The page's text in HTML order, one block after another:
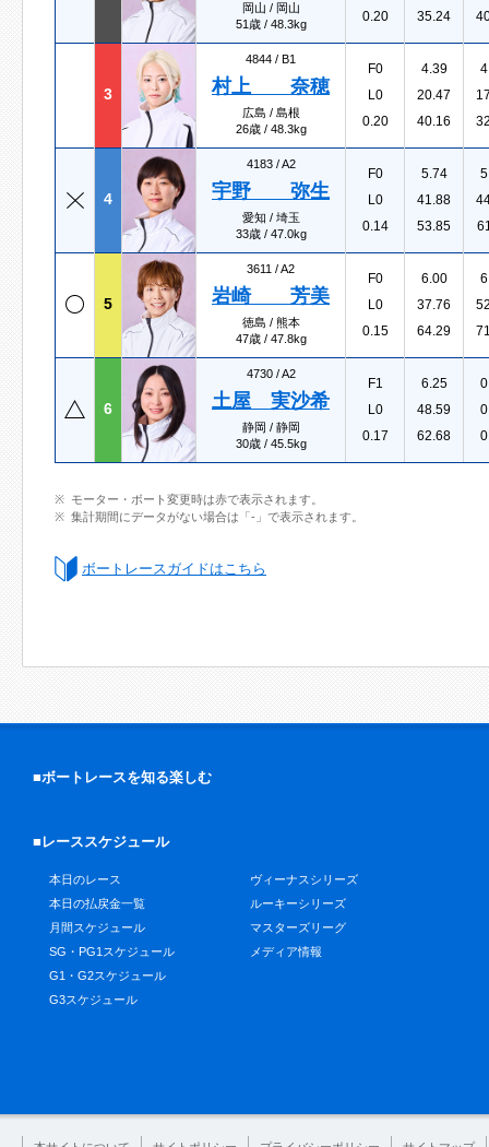
岡山 / 岡山
51歳 / 48.3kg
0.20
35.24
3
4844 / B1
村上 奈穂
広島 / 島根
26歳 / 48.3kg
F0
L0
0.20
4.39
20.47
40.16
4
4183 /A2
宇野 弥生
愛知 / 埼玉
33歳 / 47.0kg
F0
L0
0.14
5.74
41.88
53.85
5
3611 /A2
岩崎 芳美
徳島 / 熊本
47歳 / 47.8kg
F0
L0
0.15
6.00
37.76
64.29
6
4730 /A2
土屋 実沙希
静岡 / 静岡
30歳 / 45.5kg
F1
L0
0.17
6.25
48.59
62.68
モーター・ボート変更時は赤で表示されます。
集計期間にデータがない場合は「-」で表示されます。
ボートレースガイドはこちら
■ボートレースを知る楽しむ
■レーススケジュール
本日のレース
本日の払戻金一覧
月間スケジュール
SG・PG1スケジュール
G1・G2スケジュール
G3スケジュール
ヴィーナスシリーズ
ルーキーシリーズ
マスターズリーグ
メディア情報